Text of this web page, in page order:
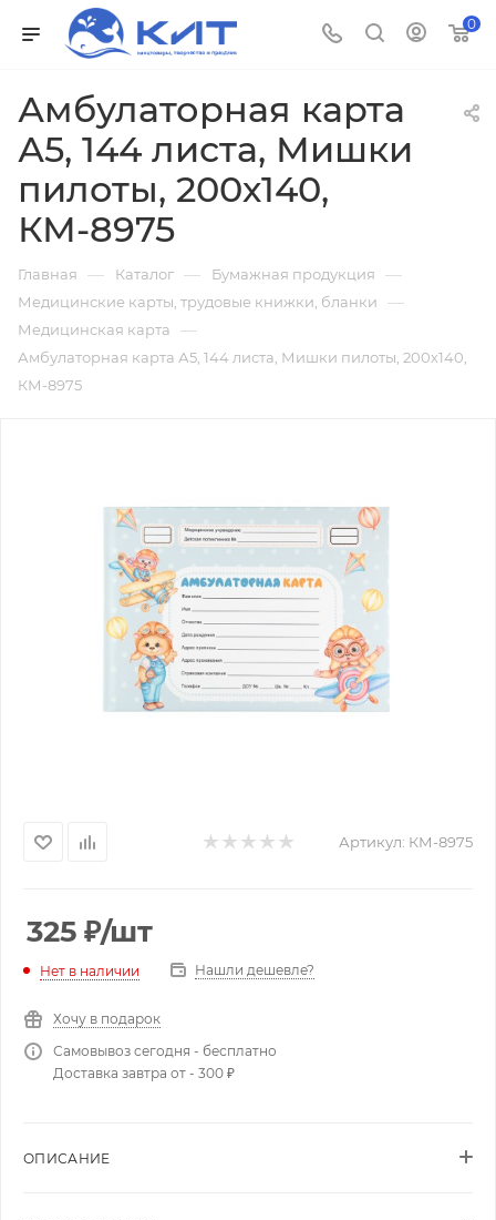
0
Амбулаторная карта
А5, 144 листа, Мишки
пилоты, 200х140,
КМ-8975
Главная — Каталог — Бумажная продукция —
Медицинские карты, трудовые книжки, бланки —
Медицинская карта —
Амбулаторная карта А5, 144 листа, Мишки пилоты, 200х140,
КМ-8975
Артикул: КМ-8975
325 ₽/шт
Нет в наличии Нашли дешевле?
Хочу в подарок
Самовывоз сегодня - бесплатно
Доставка завтра от - 300 ₽
ОПИСАНИЕ